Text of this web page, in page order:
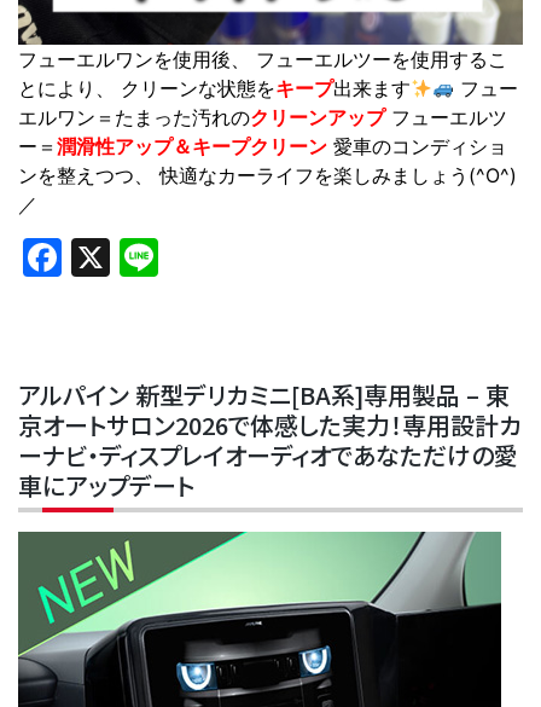
フューエルワンを使用後、 フューエルツーを使用するこ
とにより、 クリーンな状態をキープ出来ます
フュー
エルワン＝たまった汚れのクリーンアップフューエルツ
ー＝ 潤滑性アップ＆キープクリーン 愛車のコンディショ
ンを整えつつ、 快適なカーライフを楽しみましょう(^O^)
／
Facebook
X
アルパイン 新型デリカミニ[BA系]専用製品 – 東
京オートサロン2026で体感した実力！専用設計カ
ーナビ・ディスプレイオーディオであなただけの愛
車にアップデート